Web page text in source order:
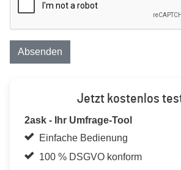
Absenden
Jetzt kostenlos
2ask - Ihr Umfrage-Tool
Einfache Bedienung
100 % DSGVO konform